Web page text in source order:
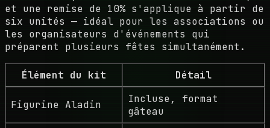
et une remise de 10% s'applique à partir de
six unités — idéal pour les associations ou
les organisateurs d'événements qui
préparent plusieurs fêtes simultanément.
Élément du kit Détail
Figurine Aladin
Incluse, format
gâteau